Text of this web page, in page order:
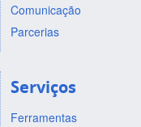
Comunicação
Parcerias
Serviços
Ferramentas